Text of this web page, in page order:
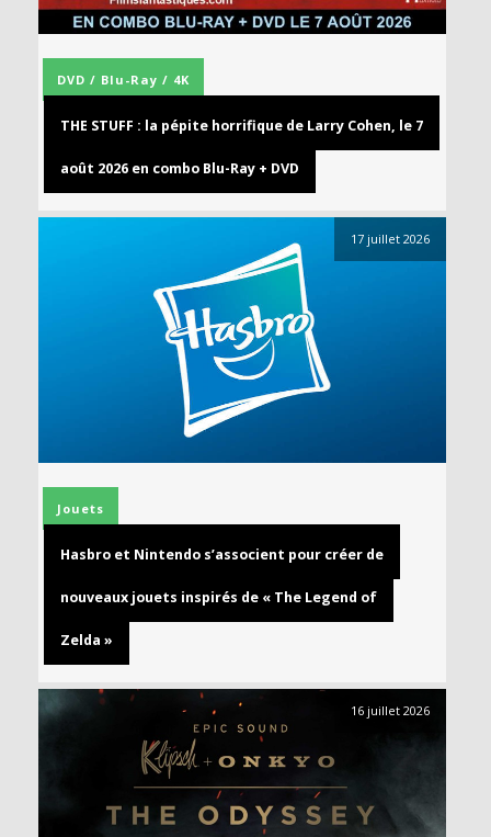
DVD / Blu-Ray / 4K
THE STUFF : la pépite horrifique de Larry Cohen, le 7
août 2026 en combo Blu-Ray + DVD
17 juillet 2026
Jouets
Hasbro et Nintendo s’associent pour créer de
nouveaux jouets inspirés de « The Legend of
Zelda »
16 juillet 2026